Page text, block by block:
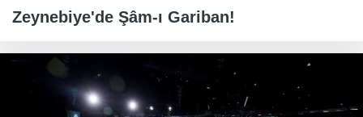
Zeynebiye'de Şâm-ı Gariban!